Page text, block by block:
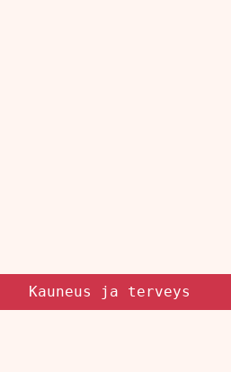
Kauneus ja terveys